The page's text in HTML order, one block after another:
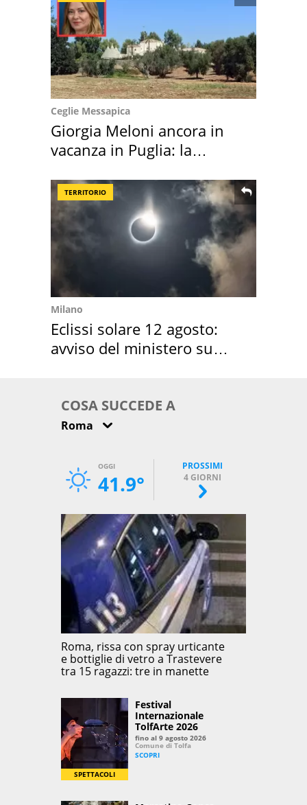
Ceglie Messapica
Giorgia Meloni ancora in
vacanza in Puglia: la
TERRITORIO
Milano
Eclissi solare 12 agosto:
avviso del ministero su